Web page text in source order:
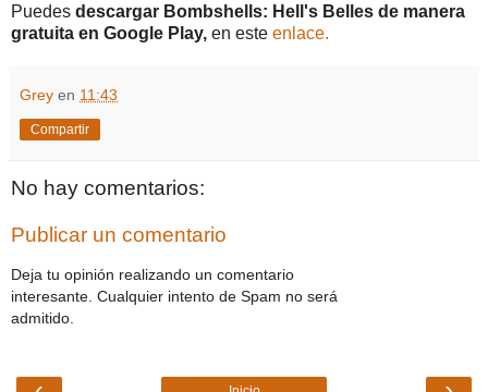
Puedes descargar Bombshells: Hell's Belles de manera
gratuita en Google Play, en este enlace.
Grey en 11:43
Compartir
No hay comentarios:
Publicar un comentario
Deja tu opinión realizando un comentario
interesante. Cualquier intento de Spam no será
admitido.